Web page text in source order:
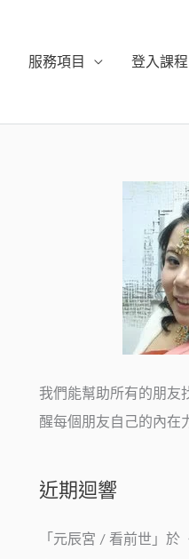
服務項目 登入課程
我們能幫助所有的朋友
醒每個朋友自己的內在
近期迴響
「 元辰宮 / 看前世 」於